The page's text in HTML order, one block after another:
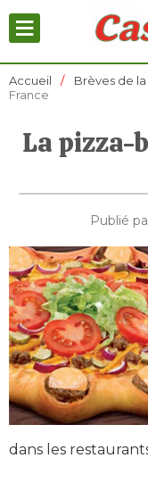
≡
Accueil Brèves de
France
La pizza-
Publié
dans les